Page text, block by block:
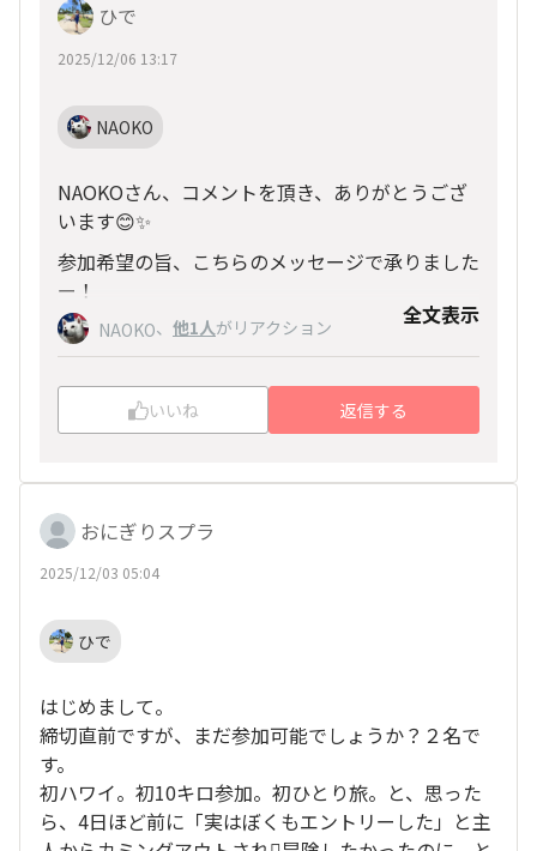
ひで
2025/12/06 13:17
NAOKO
NAOKOさん、コメントを頂き、ありがとうござ
います😊✨
参加希望の旨、こちらのメッセージで承りました
ー！
既に、グループLINEにもジョインしていただ
き、とても嬉しいです♪
現地完走パーティーでお会い出来ますこと、楽し
みにしています😍✨
NAOKO、 他1人がリアクション 全文表示
いいね 返信する
おにぎりスプラ
2025/12/03 05:04
ひで
はじめまして。
締切直前ですが、まだ参加可能でしょうか？２名で
す。
初ハワイ。初10キロ参加。初ひとり旅。と、思った
ら、4日ほど前に「実はぼくもエントリーした」と主